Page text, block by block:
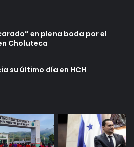
en plena boda por el
Choluteca
su último día en HCH